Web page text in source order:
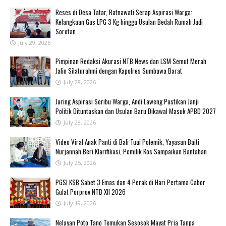
Reses di Desa Tatar, Ratnawati Serap Aspirasi Warga:
Kelangkaan Gas LPG 3 Kg hingga Usulan Bedah Rumah Jadi
Sorotan
July 29, 2026
Pimpinan Redaksi Akurasi NTB News dan LSM Semut Merah
Jalin Silaturahmi dengan Kapolres Sumbawa Barat
July 28, 2026
Jaring Aspirasi Seribu Warga, Andi Laweng Pastikan Janji
Politik Dituntaskan dan Usulan Baru Dikawal Masuk APBD 2027
July 28, 2026
‎Video Viral Anak Panti di Bali Tuai Polemik, Yayasan Baiti
Nurjannah Beri Klarifikasi, Pemilik Kos Sampaikan Bantahan ‎
July 25, 2026
PGSI KSB Sabet 3 Emas dan 4 Perak di Hari Pertama Cabor
Gulat Porprov NTB XII 2026 ‎
July 19, 2026
‎Nelayan Poto Tano Temukan Sesosok Mayat Pria Tanpa